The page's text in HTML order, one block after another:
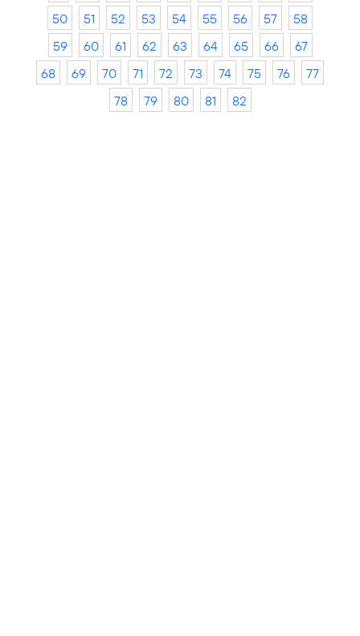
50
51 52 53 54 55 56 57
58
59
60 61 62 63 64 65 66
67
68
69 70 71 72 73 74 75 76
77
78
79 80 81 82